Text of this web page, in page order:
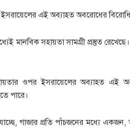
এই অব্যাহত অবরোধের
মানবিক সহায়তা সামগ্রী প্রস্তুত
ওপর ইসরায়েলের অব্যাহত এই
পারে।
গাজার প্রতি পাঁচজনের মধ্যে একজন,